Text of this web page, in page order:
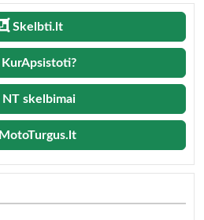
Skelbti.lt
KurApsistoti?
NT skelbimai
MotoTurgus.lt